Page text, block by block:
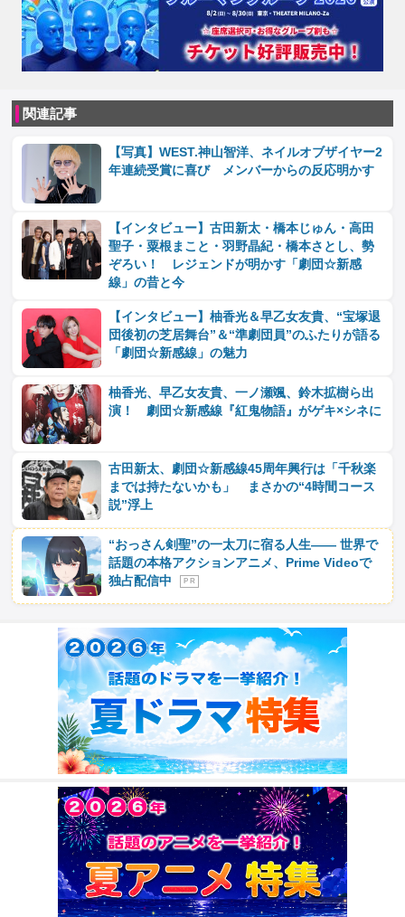
関連記事
【写真】WEST.神山智洋、ネイルオブザイヤー2
年連続受賞に喜び メンバーからの反応明かす
【インタビュー】古田新太・橋本じゅん・高田
聖子・粟根まこと・羽野晶紀・橋本さとし、勢
ぞろい！ レジェンドが明かす「劇団☆新感
線」の昔と今
【インタビュー】柚香光＆早乙女友貴、“宝塚退
団後初の芝居舞台”＆“準劇団員”のふたりが語る
「劇団☆新感線」の魅力
柚香光、早乙女友貴、一ノ瀬颯、鈴木拡樹ら出
演！ 劇団☆新感線『紅鬼物語』がゲキ×シネに
古田新太、劇団☆新感線45周年興行は「千秋楽
までは持たないかも」 まさかの“4時間コース
説”浮上
“おっさん剣聖”の一太刀に宿る人生―― 世界で
話題の本格アクションアニメ、Prime Videoで
独占配信中
P R